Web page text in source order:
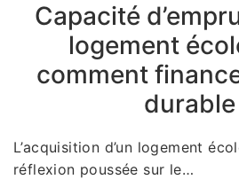
Capacité
logement
comment
durable
L’acquisition d’un logement
réflexion poussée sur le…